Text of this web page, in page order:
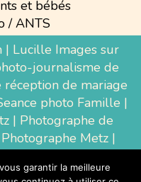
et bébés
/ ANTS
| Lucille Images sur
journalisme de
réception de mariage
photo Famille |
| Photographe de
Metz |
Thionville|
garantir la meilleure